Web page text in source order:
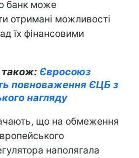
банк може
отримані можливості
їх фінансовими
також: Євросоюз
повноваження ЄЦБ з
нагляду
що на обмеження
наполягала